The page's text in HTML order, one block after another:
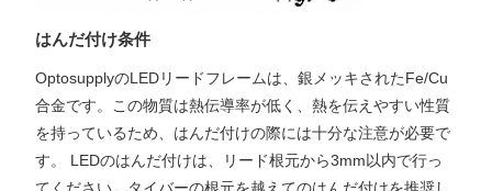
はんだ付け条件
OptosupplyのLEDリードフレームは、銀メッキされたFe/Cu
合金です。この物質は熱伝導率が低く、熱を伝えやすい性質
を持っているため、はんだ付けの際には十分な注意が必要で
す。 LEDのはんだ付けは、リード根元から3mm以内で行っ